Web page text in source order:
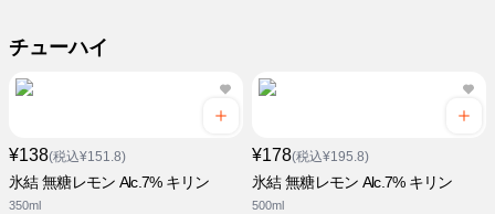
チューハイ
¥138(税込¥151.8)
氷結 無糖レモン Alc.7% キリン
350ml
¥178(税込¥195.8)
氷結 無糖レモン Alc.7% キリン
500ml